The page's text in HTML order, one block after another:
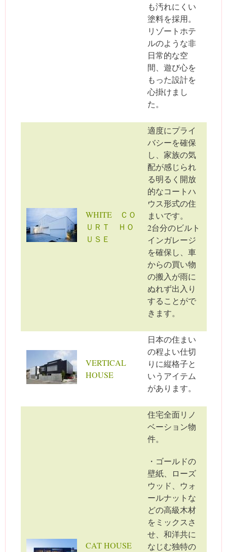
も汚れにくい
塗料を採用。
リゾートホテ
ルのような非
日常的な空
間、遊び心を
もった設計を
心掛けまし
た。
WHITE ＣＯ
ＵＲＴ ＨＯ
ＵＳＥ
適度にプライ
バシーを確保
し、家族の気
配が感じられ
る明るく開放
的なコートハ
ウス形式の住
まいです。
2台分のビルト
インガレージ
を確保し、車
からの買い物
の搬入が雨に
ぬれず出入り
することがで
きます。
VERTICAL
HOUSE
日本の住まい
の程よい仕切
りに縦格子と
いうアイテム
があります。
CAT HOUSE
住宅全面リノ
ベーション物
件。
・ゴールドの
壁紙、ローズ
ウッド、ウォ
ールナットな
どの高級木材
をミックスさ
せ、和洋共に
なじむ独特の